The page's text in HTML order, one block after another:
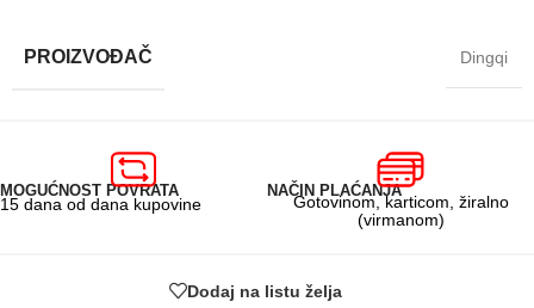
PROIZVOĐAČ Dingqi
MOGUĆNOST POVRATA
15 dana od dana kupovine
NAČIN PLAĆANJA
Gotovinom, karticom, žiralno
(virmanom)
Dodaj na listu želja